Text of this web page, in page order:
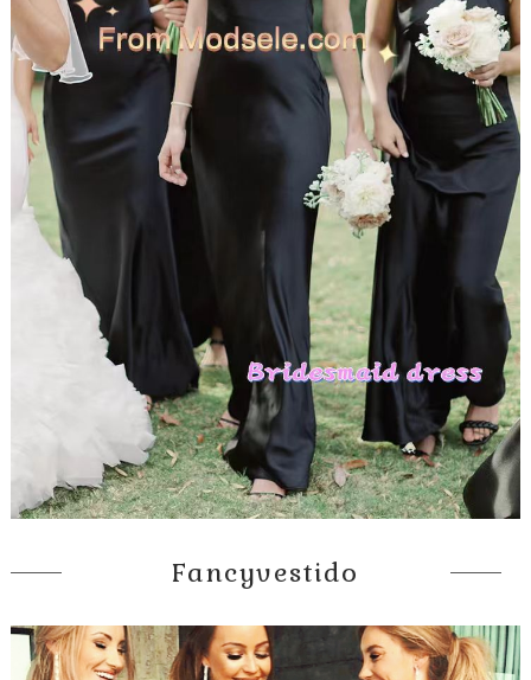
Fancyvestido